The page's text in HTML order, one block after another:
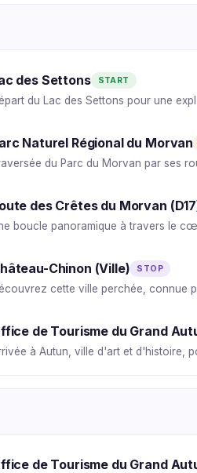
des Settons START
du Lac des Settons pour une
Naturel Régional du Morvan
du Parc du Morvan par ses
des Crêtes du Morvan
boucle panoramique à travers le
Chinon (Ville) STOP
cette ville perchée, connue
de Tourisme du Grand
à Autun, ville d'art et d'histoire,
de Tourisme du Grand